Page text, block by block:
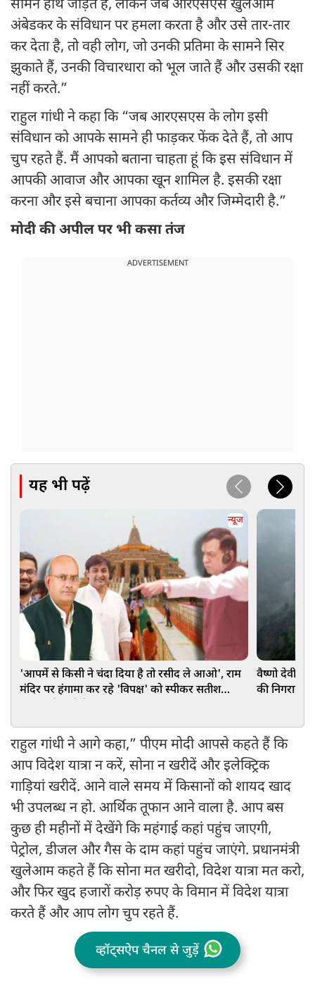
सामने हाथ जोड़ते हैं, लेकिन जब आरएसएस खुलेआम
अंबेडकर के संविधान पर हमला करता है और उसे तार-तार
कर देता है, तो वही लोग, जो उनकी प्रतिमा के सामने सिर
झुकाते हैं, उनकी विचारधारा को भूल जाते हैं और उसकी रक्षा
नहीं करते.”
राहुल गांधी ने कहा कि “जब आरएसएस के लोग इसी
संविधान को आपके सामने ही फाड़कर फेंक देते हैं, तो आप
चुप रहते हैं. मैं आपको बताना चाहता हूं कि इस संविधान में
आपकी आवाज और आपका खून शामिल है. इसकी रक्षा
करना और इसे बचाना आपका कर्तव्य और जिम्मेदारी है.”
मोदी की अपील पर भी कसा तंज
ADVERTISEMENT
यह भी पढ़ें
न्यूज
'आपमें से किसी ने चंदा दिया है तो रसीद ले आओ', राम
मंदिर पर हंगामा कर रहे 'विपक्ष' को स्पीकर सतीश
वैष्णो देवी
की निगरानी
राहुल गांधी ने आगे कहा,” पीएम मोदी आपसे कहते हैं कि
आप विदेश यात्रा न करें, सोना न खरीदें और इलेक्ट्रिक
गाड़ियां खरीदें. आने वाले समय में किसानों को शायद खाद
भी उपलब्ध न हो. आर्थिक तूफान आने वाला है. आप बस
कुछ ही महीनों में देखेंगे कि महंगाई कहां पहुंच जाएगी,
पेट्रोल, डीजल और गैस के दाम कहां पहुंच जाएंगे. प्रधानमंत्री
खुलेआम कहते हैं कि सोना मत खरीदो, विदेश यात्रा मत करो,
और फिर खुद हजारों करोड़ रुपए के विमान में विदेश यात्रा
करते हैं और आप लोग चुप रहते हैं.
व्हॉट्सऐप चैनल से जुड़ें